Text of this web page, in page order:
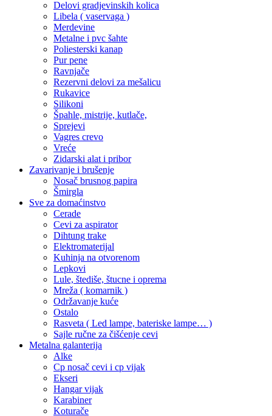
Delovi gradjevinskih kolica
Libela ( vaservaga )
Merdevine
Metalne i pvc šahte
Poliesterski kanap
Pur pene
Ravnjače
Rezervni delovi za mešalicu
Rukavice
Silikoni
Špahle, mistrije, kutlače,
Sprejevi
Vagres crevo
Vreće
Zidarski alat i pribor
Zavarivanje i brušenje
Nosač brusnog papira
Šmirgla
Sve za domaćinstvo
Cerade
Cevi za aspirator
Dihtung trake
Elektromaterijal
Kuhinja na otvorenom
Lepkovi
Lule, štediše, štucne i oprema
Mreža ( komarnik )
Održavanje kuće
Ostalo
Rasveta ( Led lampe, bateriske lampe… )
Sajle ručne za čišćenje cevi
Metalna galanterija
Alke
Cp nosač cevi i cp vijak
Ekseri
Hangar vijak
Karabiner
Koturače